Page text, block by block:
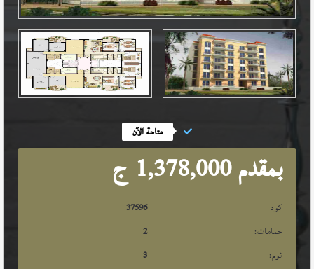
متاحة الآن
بمقدم 1,378,000 ج
كود
37596
حمامات:
2
نوم:
3